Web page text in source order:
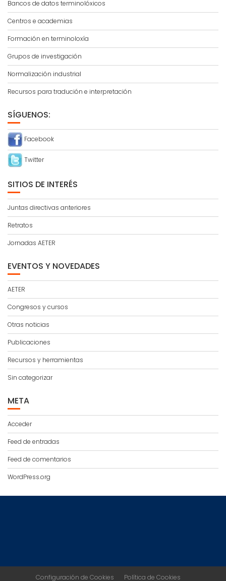
Bancos de datos terminolóxicos
Centros e academias
Formación en terminoloxía
Grupos de investigación
Normalización industrial
Recursos para tradución e interpretación
SÍGUENOS:
Facebook
Twitter
SITIOS DE INTERÉS
Juntas directivas anteriores
Retratos
Jornadas AETER
EVENTOS Y NOVEDADES
AETER
Congresos y cursos
Otras noticias
Publicaciones
Recursos y herramientas
Sin categorizar
META
Acceder
Feed de entradas
Feed de comentarios
WordPress.org
Configuración de Cookies Política de Cookies